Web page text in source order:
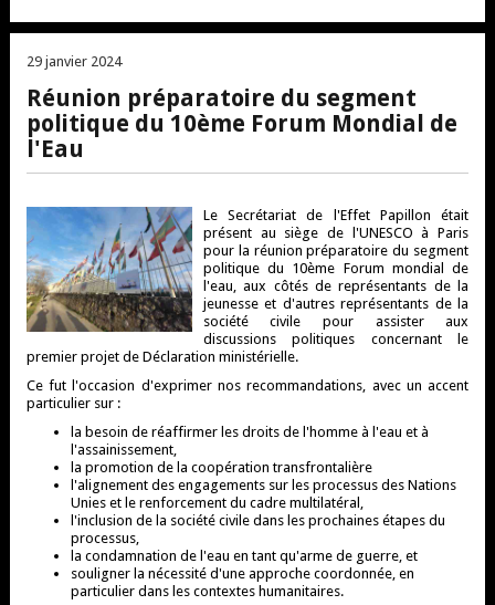
29 janvier 2024
Réunion préparatoire du segment
politique du 10ème Forum Mondial de
l'Eau
Le Secrétariat de l'Effet Papillon était
présent au siège de l'UNESCO à Paris
pour la réunion préparatoire du segment
politique du 10ème Forum mondial de
l'eau, aux côtés de représentants de la
jeunesse et d'autres représentants de la
société civile pour assister aux
discussions politiques concernant le
premier projet de Déclaration ministérielle.
Ce fut l'occasion d'exprimer nos recommandations, avec un accent
particulier sur :
la besoin de réaffirmer les droits de l'homme à l'eau et à
l'assainissement,
la promotion de la coopération transfrontalière
l'alignement des engagements sur les processus des Nations
Unies et le renforcement du cadre multilatéral,
l'inclusion de la société civile dans les prochaines étapes du
processus,
la condamnation de l'eau en tant qu'arme de guerre, et
souligner la nécessité d'une approche coordonnée, en
particulier dans les contextes humanitaires.